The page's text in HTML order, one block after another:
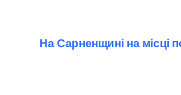
На Сарненщині на місці